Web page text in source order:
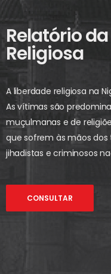
Relatório
Religiosa
A liberdade religiosa na
As vítimas são
muçulmanas e de
que sofrem às mãos dos
jihadistas e criminosos
CONSULTAR